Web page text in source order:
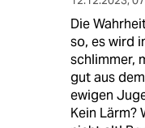
Die
so, es wird
schlimmer,
gut aus
ewigen
Kein Lärm?